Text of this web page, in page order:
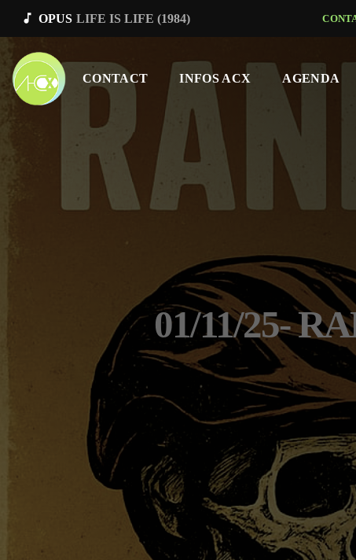
music_note OPUS LIFE IS LIFE (1984)
CONTACT INFOS ACX AGENDA
01/11/25-